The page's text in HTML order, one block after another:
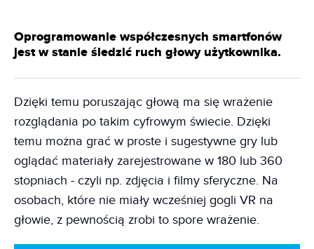
Oprogramowanie współczesnych smartfonów
jest w stanie śledzić ruch głowy użytkownika.
Dzięki temu poruszając głową ma się wrażenie
rozglądania po takim cyfrowym świecie. Dzięki
temu można grać w proste i sugestywne gry lub
oglądać materiały zarejestrowane w 180 lub 360
stopniach - czyli np. zdjęcia i filmy sferyczne. Na
osobach, które nie miały wcześniej gogli VR na
głowie, z pewnością zrobi to spore wrażenie.